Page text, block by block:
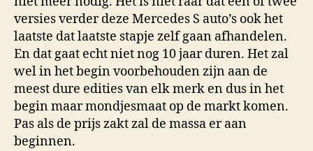
versies verder deze Mercedes S auto’s ook het
laatste dat laatste stapje zelf gaan afhandelen.
En dat gaat echt niet nog 10 jaar duren. Het zal
wel in het begin voorbehouden zijn aan de
meest dure edities van elk merk en dus in het
begin maar mondjesmaat op de markt komen.
Pas als de prijs zakt zal de massa er aan
beginnen.